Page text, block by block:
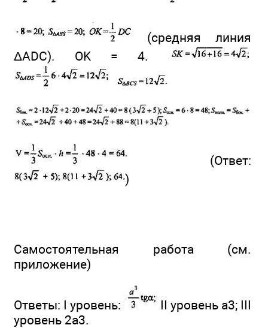
(средняя линия
ΔADC). OK = 4.
(Ответ:
)
Самостоятельная работа (см.
приложение)
Ответы: I уровень:
II уровень а3; III
уровень 2а3.